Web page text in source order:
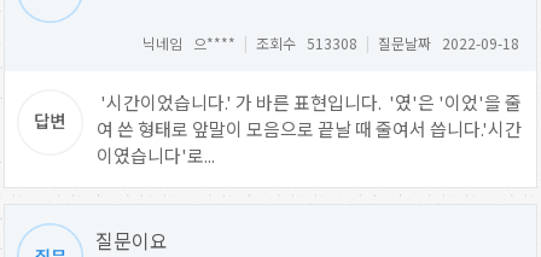
닉네임 으**** | 조회수 513308 | 질문날짜 2022-09-18
'시간이었습니다.' 가 바른 표현입니다. '였'은 '이었'을 줄
여 쓴 형태로 앞말이 모음으로 끝날 때 줄여서 씁니다.'시간
이였습니다'로...
질문이요